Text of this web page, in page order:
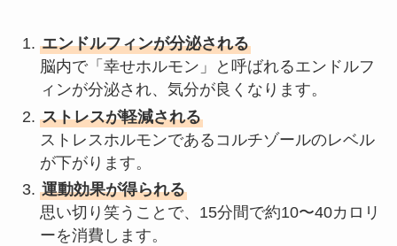
エンドルフィンが分泌される
脳内で「幸せホルモン」と呼ばれるエンドルフ
ィンが分泌され、気分が良くなります。
ストレスが軽減される
ストレスホルモンであるコルチゾールのレベル
が下がります。
運動効果が得られる
思い切り笑うことで、15分間で約10〜40カロリ
ーを消費します。